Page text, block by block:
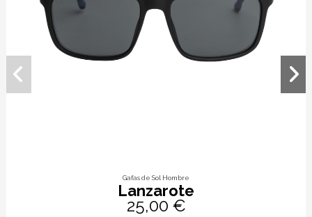
Gafas de Sol Hombre
Lanzarote
25,00 €